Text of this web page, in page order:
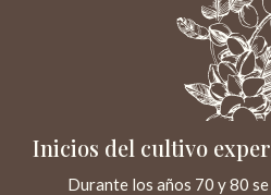
Inicios del cultivo
Durante los años 70 y 80